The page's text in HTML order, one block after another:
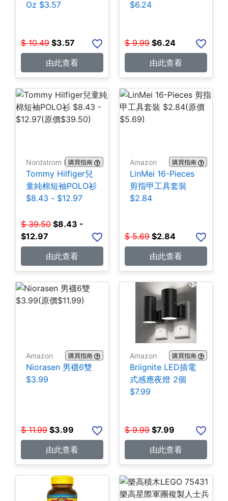
Oz $3.57
$ 10.49 $3.57
由此查看
$6.24
$ 9.99 $6.24
由此查看
Nordstrom Rack購買指南
Tommy Hilfiger兒
童純棉短袖POLO衫
$8.43 - $12.97
$ 39.50 $8.43 -
$12.97
由此查看
Amazon 購買指南
LinMei 16-Pieces
剪指甲工具套裝
$2.84
$ 5.69 $2.84
由此查看
Amazon 購買指南
Niorasen 男襪6雙
$3.99
$ 11.99 $3.99
由此查看
Amazon 購買指南
Briignite LED插電
式感應夜燈 2個
$7.99
$ 9.99 $7.99
由此查看